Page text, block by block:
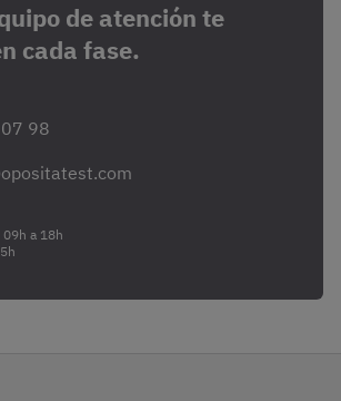
de atención te
cada fase.
98
a 18h